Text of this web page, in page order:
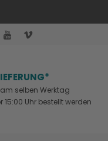
selben Werktag
Uhr bestellt werden